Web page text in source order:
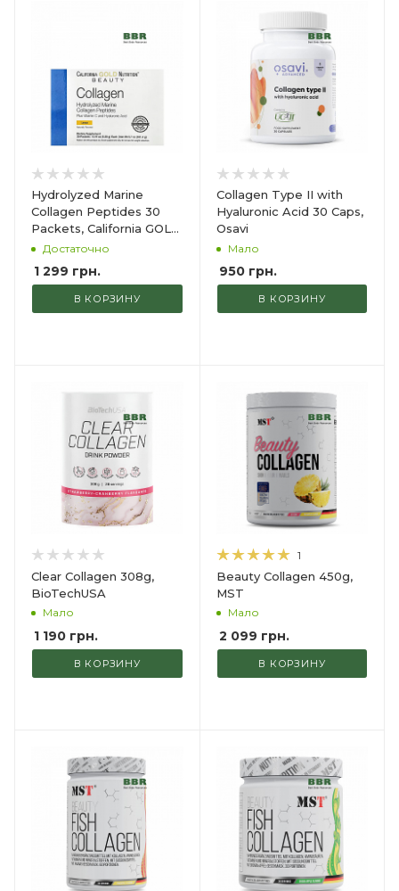
Hydrolyzed Marine
Collagen Peptides 30
Packets, California GOLD
Nutrition
Достаточно
1 299 грн.
В КОРЗИНУ
Collagen Type II with
Hyaluronic Acid 30 Caps,
Osavi
Мало
950грн.
В КОРЗИНУ
Clear Collagen 308g,
BioTechUSA
Мало
1 190 грн.
В КОРЗИНУ
1
Beauty Collagen 450g,
MST
Мало
2 099 грн.
В КОРЗИНУ